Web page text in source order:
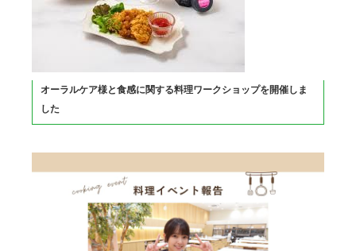
オーラルケア様と食感に関する料理ワークショップを開催しま
した